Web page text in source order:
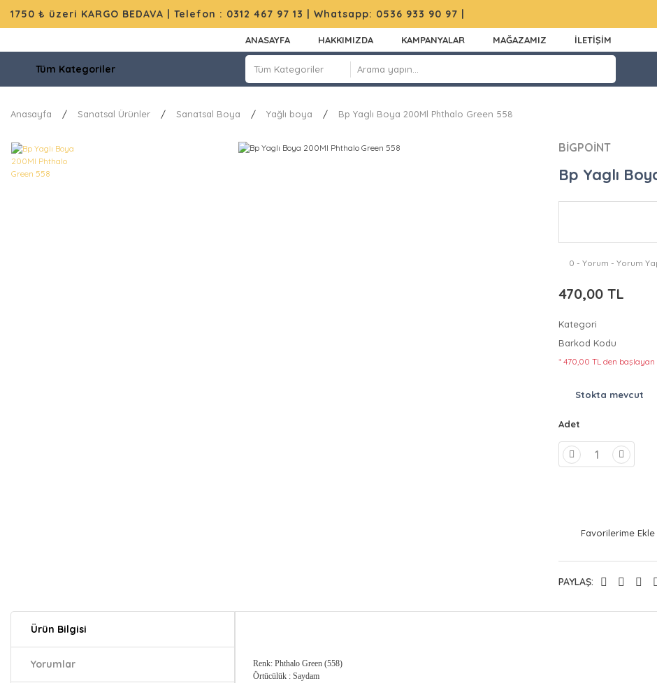
1750 ₺ üzeri KARGO BEDAVA | Telefon : 0312 467 97 13 | Whatsapp: 0536 933 90 97 |
ANASAYFA HAKKIMIZDA KAMPANYALAR MAĞAZAMIZ İLETİŞİM
Tüm Kategoriler
Anasayfa Sanatsal Ürünler Sanatsal Boya Yağlı boya Bp Yaglı Boya 200Ml Phthalo Green 558
BİGPOİNT
Bp Yaglı
0 - Yorum - Yorum
470,00 TL
Kategori
Barkod Kodu
* 470,00 TL den
Stokta mevcut
Adet
PAYLAŞ:
Ürün Bilgisi
Yorumlar
Renk: Phthalo Green (558)
Örtücülük : Saydam